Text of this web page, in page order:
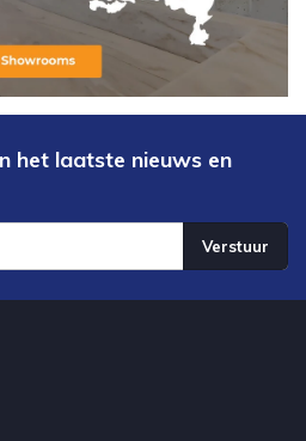
het laatste nieuws en
Verstuur